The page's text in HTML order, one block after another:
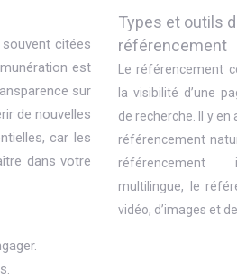
citées
est
sur
de nouvelles
car les
dans votre
Types et outils
référencement
Le référencement
la visibilité d’une
de recherche. Il y en
référencement
référencement
multilingue, le
vidéo, d’images et